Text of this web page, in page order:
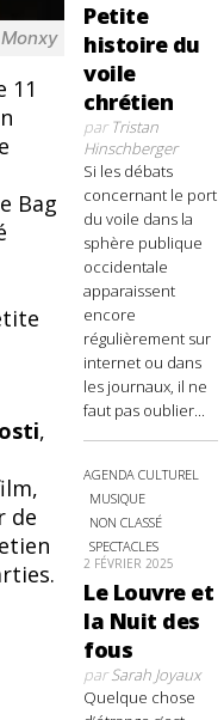
11
Bag
,
de
Petite
histoire du
voile
chrétien
parTristan
Hinschberger
Si les débats
concernant le port
du voile dans la
sphère publique
occidentale
apparaissent
encore
régulièrement sur
internet ou dans
les journaux, il ne
faut pas oublier...
AGENDA CULTUREL
MUSIQUE
NON CLASSÉ
SPECTACLES
2 FÉVRIER 2025
Le Louvre et
la Nuit des
fous
parSarah Joyaux
Quelque chose